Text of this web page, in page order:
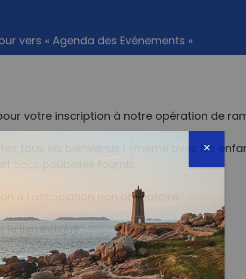
vers « Agenda des Evénements »
votre inscription à notre opération de
tous les bienvenus ! (même avec les
sacs poubelles fournis.
à l’association non obligatoire.
le lieu indiqué.